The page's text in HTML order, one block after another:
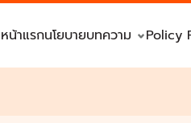
หน้าแรกนโยบายบทความ Policy